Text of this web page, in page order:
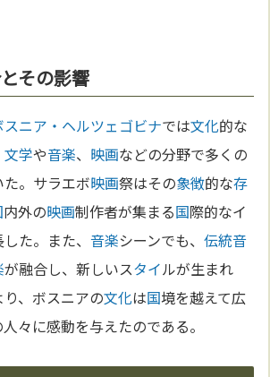
その影響
スニア・ヘルツェゴビナでは文化的な
文学や音楽、 映画などの分野で多くの
。サラエボ映画祭はその象徴的な存
内外の映画制作者が集まる国際的なイ
た。また、音楽シーンでも、伝統音
が融合し、新しいスタイルが生まれ
、ボスニアの文化は国境を越えて広
々に感動を与えたのである。